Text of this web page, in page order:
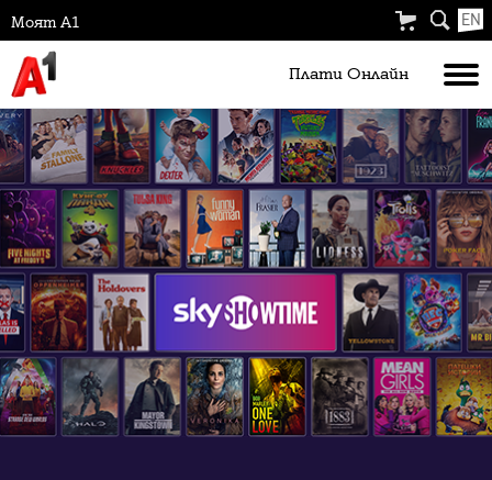
Моят А1 EN
Плати Oнлайн